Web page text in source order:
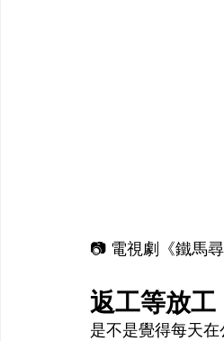
📷 電視劇《鐵馬
返工等放
是不是覺得每天